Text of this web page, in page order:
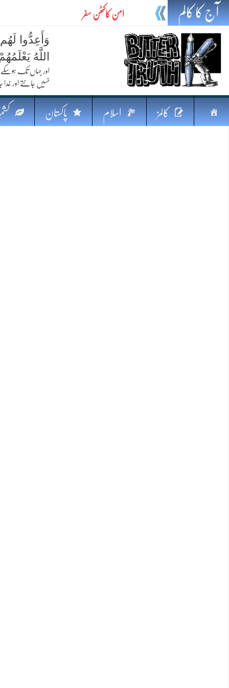
آج کا کالم امن کاکٹھن سفر
تیل،تلواراورتدبر:خلیج کی بدلتی بساط پرپاکستان
ایٹم کا نیا افق: طاقت، سیاست اور مشرقِ وسطیٰ
فکرِ اقبال اورامنِ عالم میں پاکستان کاکردار
جہاں ایک لہر دنیا بدل سکتی ہے
وَأَعِدُّوا
اللَّهُ
اور جہاں تک
نہیں جانتے اور خدا
صفحہ کالمز اسلام پاکستان